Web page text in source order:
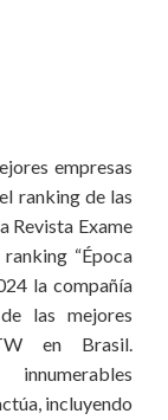
empresas
ranking de las
Revista Exame
“Época
la compañía
las mejores
en Brasil.
incluyendo